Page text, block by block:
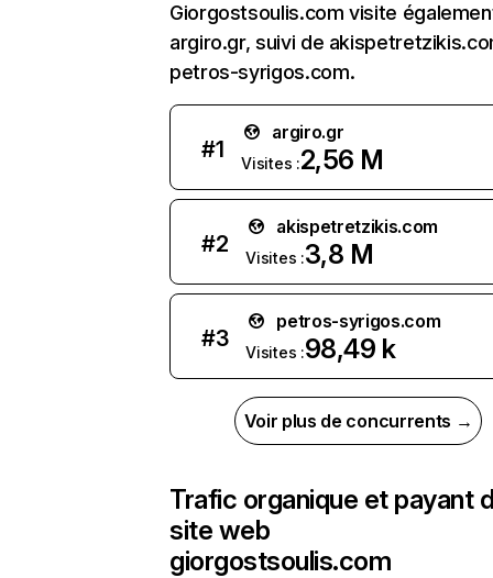
Giorgostsoulis.com visite
argiro.gr, suivi de
petros-syrigos.com.
#1
argiro.gr
Visites :2,56 M
#2
akispetretzikis.com
Visites :3,8 M
#3
petros-syrigos.com
Visites :98,49 k
Voir plus de concurrents →
Trafic organique et payant
site web
giorgostsoulis.com